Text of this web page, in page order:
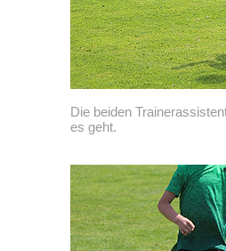
Die beiden
es geht.